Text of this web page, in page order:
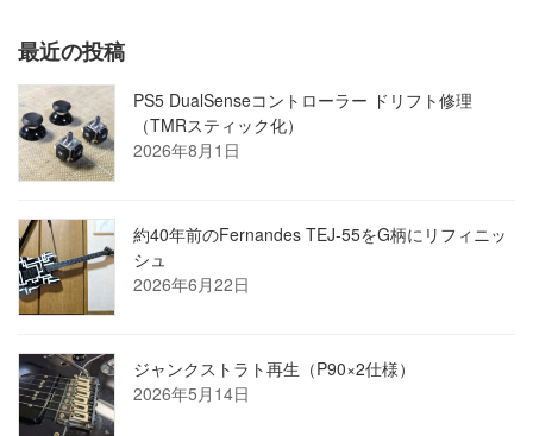
最近の投稿
PS5 DualSenseコントローラー ドリフト修理
（TMRスティック化）
2026年8月1日
約40年前のFernandes TEJ-55をG柄にリフィニッ
シュ
2026年6月22日
ジャンクストラト再生（P90×2仕様）
2026年5月14日